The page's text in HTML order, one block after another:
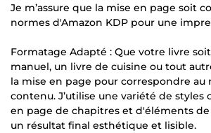
Je m’assure que la mise en page soit
normes d'Amazon KDP pour une
Formatage Adapté : Que votre livre
manuel, un livre de cuisine ou tout
la mise en page pour correspondre au
contenu. J’utilise une variété de styles
en page de chapitres et d'éléments
un résultat final esthétique et lisible.